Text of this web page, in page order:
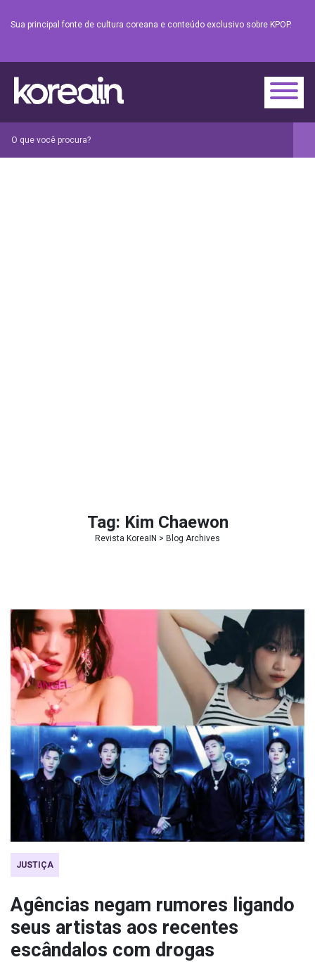
Sua principal fonte de cultura coreana e conteúdo exclusivo sobre KPOP.
Tag: Kim Chaewon
Revista KoreaIN > Blog Archives
JUSTIÇA
Agências negam rumores ligando
seus artistas aos recentes
escândalos com drogas